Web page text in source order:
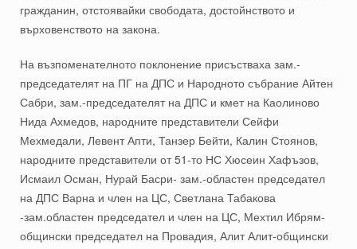
гражданин, отстоявайки свободата, достойнството и
върховенството на закона.
На възпоменателното поклонение присъстваха зам.-
председателят на ПГ на ДПС и Народното събрание Айтен
Сабри, зам.-председателят на ДПС и кмет на Каолиново
Нида Ахмедов, народните представители Сейфи
Мехмедали, Левент Апти, Танзер Бейти, Калин Стоянов,
народните представители от 51-то НС Хюсеин Хафъзов,
Исмаил Осман, Нурай Басри- зам.-областен председател
на ДПС Варна и член на ЦС, Светлана Табакова
-зам.областен председател и член на ЦС, Мехтил Ибрям-
общински председател на Провадия, Алит Алит-общински